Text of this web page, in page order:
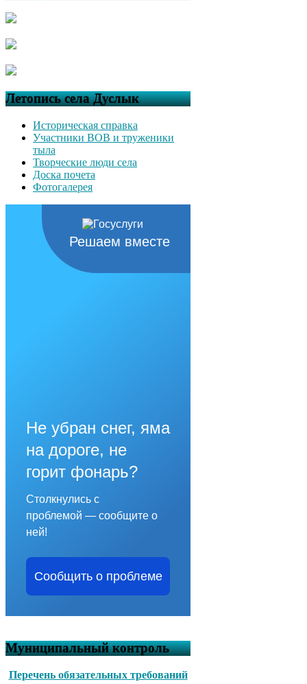
Летопись села Дуслык
Историческая справка
Участники ВОВ и труженики
тыла
Творческие люди села
Доска почета
Фотогалерея
Решаем вместе
Не убран снег, яма
на дороге, не
горит фонарь?
Столкнулись с
проблемой — сообщите о
ней!
Сообщить о проблеме
Муниципальный контроль
Перечень обязательных требований